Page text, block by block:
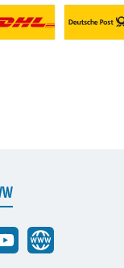
auf Twitterauf YouTube
abrafaxe.com